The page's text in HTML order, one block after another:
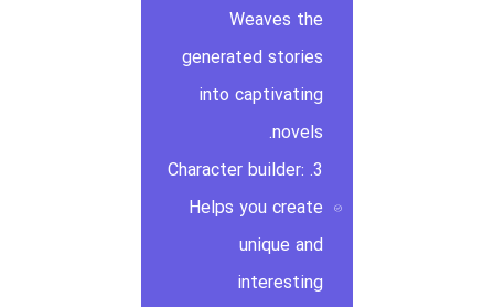
Weaves the
generated stories
into captivating
novels.
3. Character builder:
Helps you create
unique and
interesting